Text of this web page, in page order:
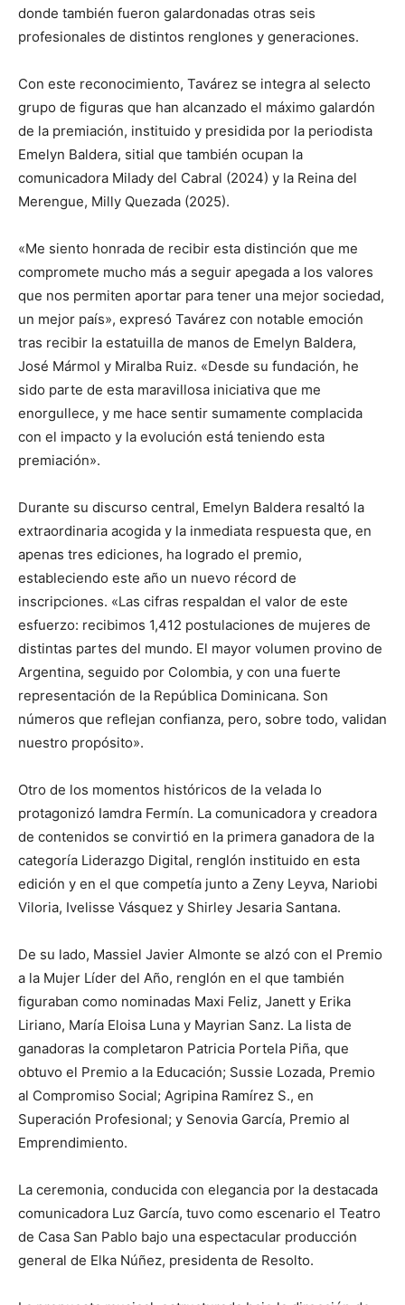
donde también fueron galardonadas otras seis
profesionales de distintos renglones y generaciones.
Con este reconocimiento, Tavárez se integra al selecto
grupo de figuras que han alcanzado el máximo galardón
de la premiación, instituido y presidida por la periodista
Emelyn Baldera, sitial que también ocupan la
comunicadora Milady del Cabral (2024) y la Reina del
Merengue, Milly Quezada (2025).
«Me siento honrada de recibir esta distinción que me
compromete mucho más a seguir apegada a los valores
que nos permiten aportar para tener una mejor sociedad,
un mejor país», expresó Tavárez con notable emoción
tras recibir la estatuilla de manos de Emelyn Baldera,
José Mármol y Miralba Ruiz. «Desde su fundación, he
sido parte de esta maravillosa iniciativa que me
enorgullece, y me hace sentir sumamente complacida
con el impacto y la evolución está teniendo esta
premiación».
Durante su discurso central, Emelyn Baldera resaltó la
extraordinaria acogida y la inmediata respuesta que, en
apenas tres ediciones, ha logrado el premio,
estableciendo este año un nuevo récord de
inscripciones. «Las cifras respaldan el valor de este
esfuerzo: recibimos 1,412 postulaciones de mujeres de
distintas partes del mundo. El mayor volumen provino de
Argentina, seguido por Colombia, y con una fuerte
representación de la República Dominicana. Son
números que reflejan confianza, pero, sobre todo, validan
nuestro propósito».
Otro de los momentos históricos de la velada lo
protagonizó Iamdra Fermín. La comunicadora y creadora
de contenidos se convirtió en la primera ganadora de la
categoría Liderazgo Digital, renglón instituido en esta
edición y en el que competía junto a Zeny Leyva, Nariobi
Viloria, Ivelisse Vásquez y Shirley Jesaria Santana.
De su lado, Massiel Javier Almonte se alzó con el Premio
a la Mujer Líder del Año, renglón en el que también
figuraban como nominadas Maxi Feliz, Janett y Erika
Liriano, María Eloisa Luna y Mayrian Sanz. La lista de
ganadoras la completaron Patricia Portela Piña, que
obtuvo el Premio a la Educación; Sussie Lozada, Premio
al Compromiso Social; Agripina Ramírez S., en
Superación Profesional; y Senovia García, Premio al
Emprendimiento.
La ceremonia, conducida con elegancia por la destacada
comunicadora Luz García, tuvo como escenario el Teatro
de Casa San Pablo bajo una espectacular producción
general de Elka Núñez, presidenta de Resolto.